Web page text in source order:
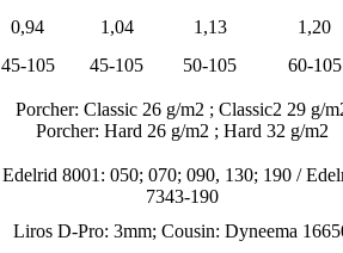
0,94 1,04 1,13
1,20
45-105 45-105 50-105 60-105
Porcher: Classic 26 g/m2 ; Classic2 29 g/
Porcher: Hard 26 g/m2 ; Hard 32 g/m2
Edelrid 8001: 050; 070; 090, 130; 190 /
7343-190
Liros D-Pro: 3mm; Cousin: Dyneema